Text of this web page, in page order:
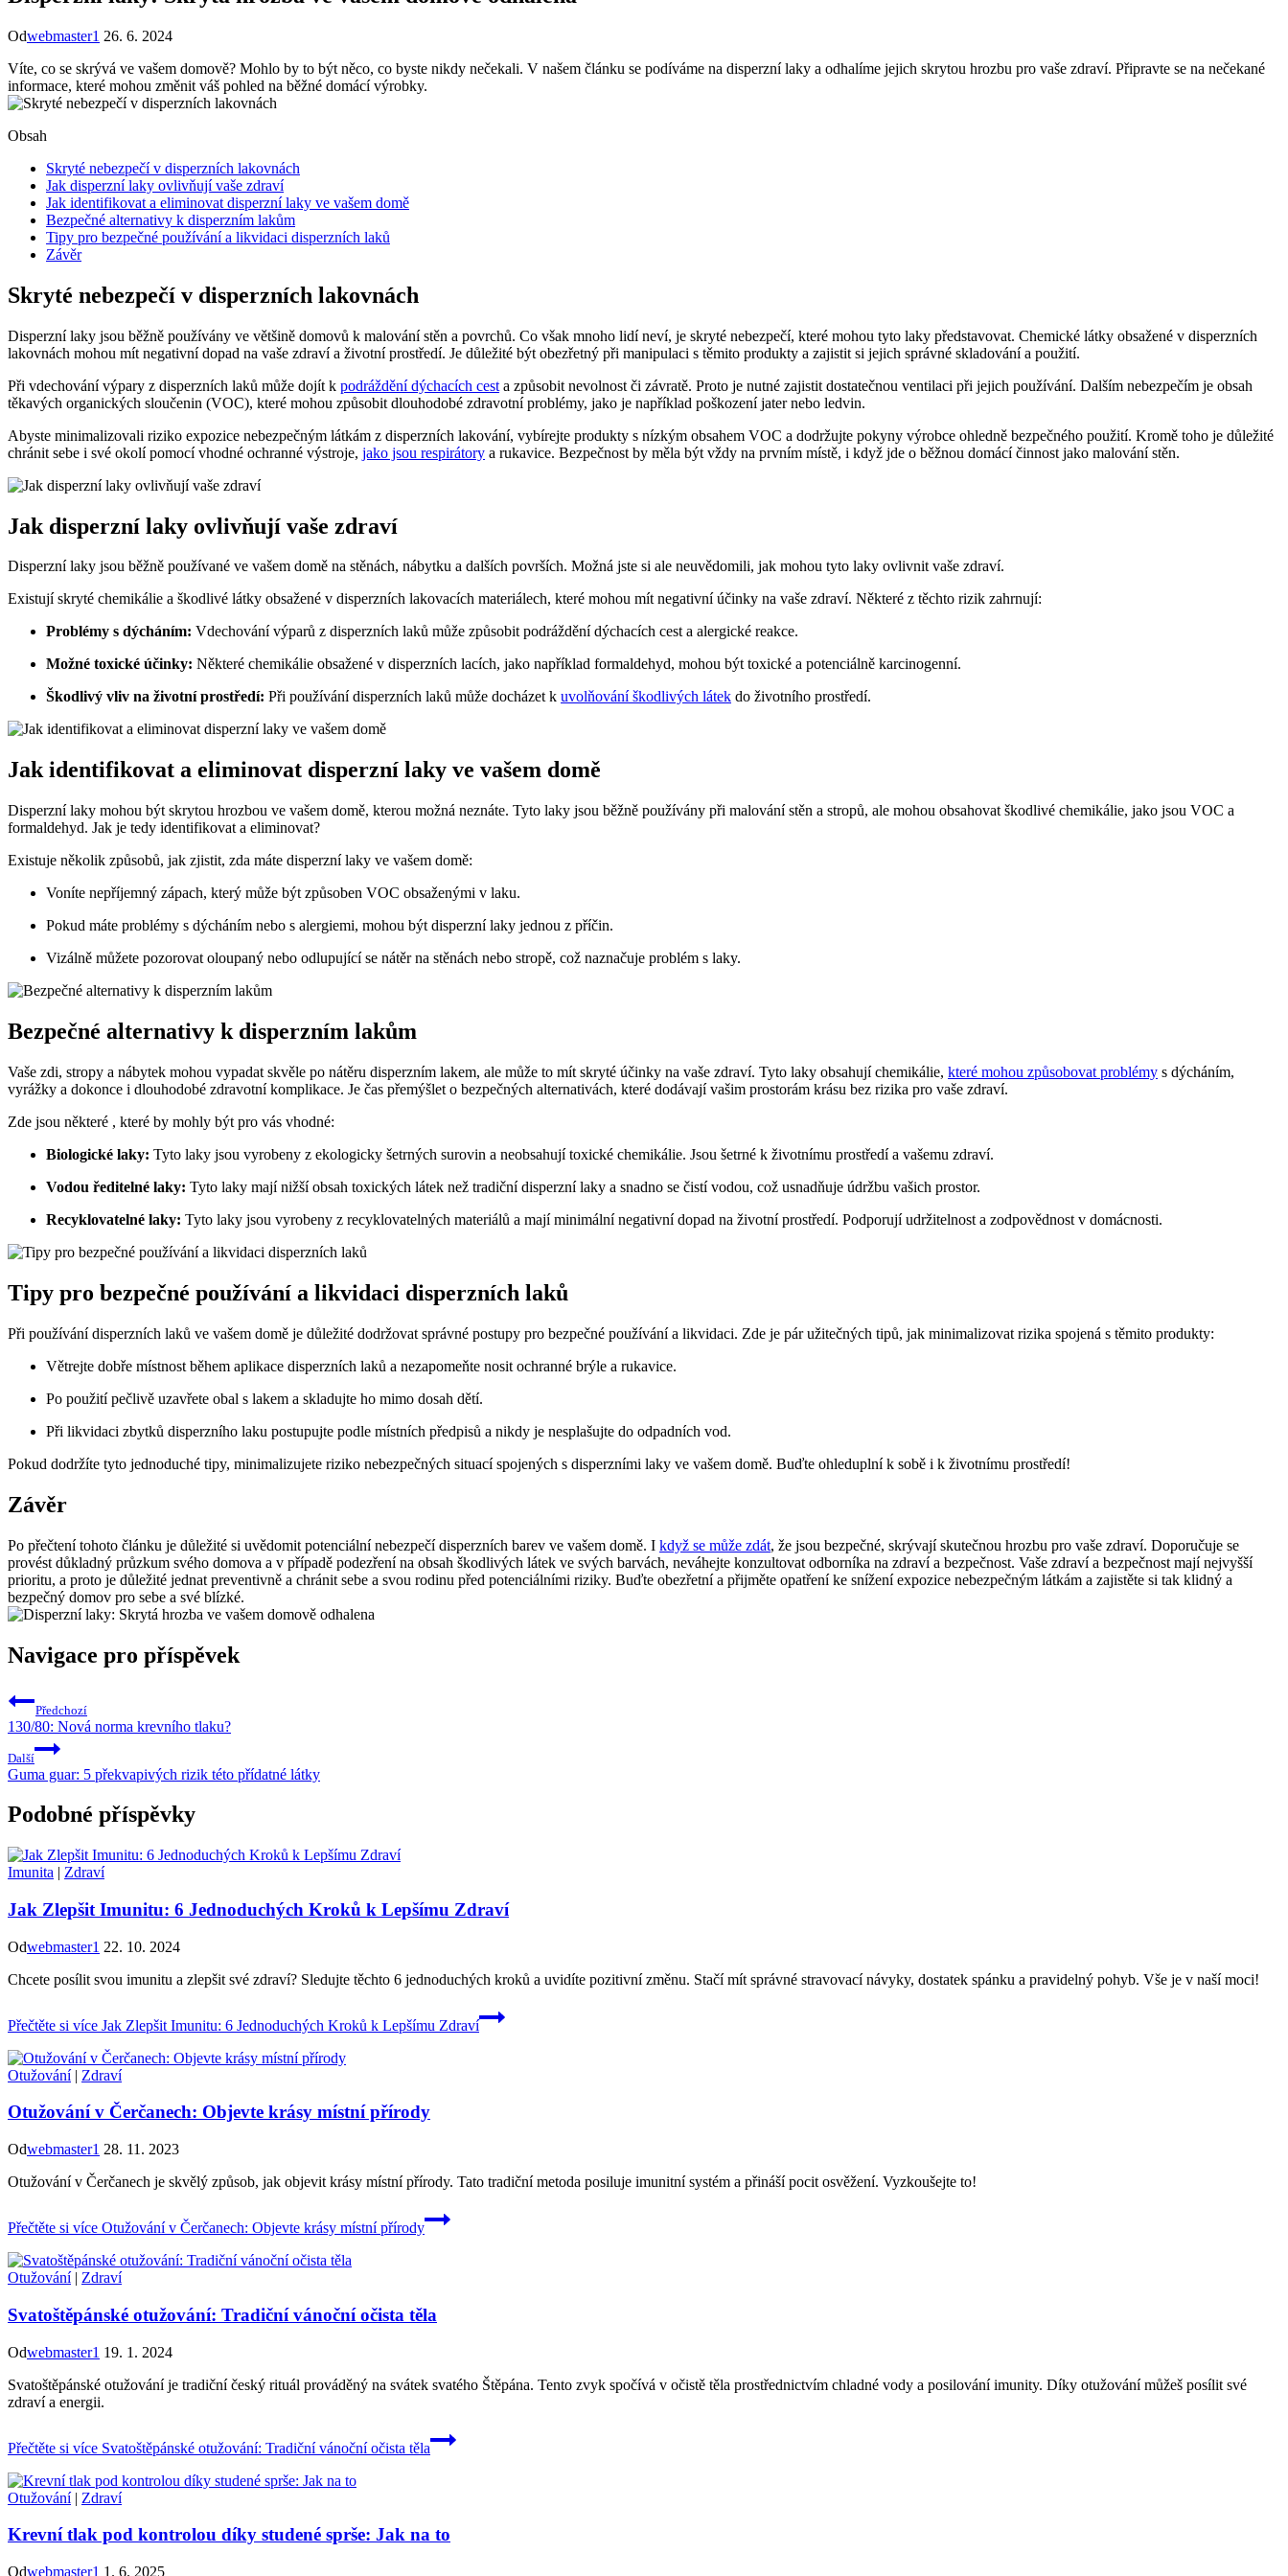
Odwebmaster1 26. 6. 2024
Víte, co se skrývá ve vašem domově? Mohlo by to být něco, co byste nikdy nečekali. V našem článku se podíváme na disperzní laky a odhalíme jejich skrytou hrozbu pro vaše zdraví. Připravte se na nečekané
informace, které mohou změnit váš pohled na běžné domácí výrobky.
Obsah
Skryté nebezpečí v disperzních lakovnách
Jak disperzní laky ovlivňují vaše zdraví
Jak identifikovat a eliminovat disperzní laky ve vašem domě
Bezpečné alternativy k disperzním lakům
Tipy pro bezpečné používání a likvidaci disperzních laků
Závěr
Skryté nebezpečí v disperzních lakovnách
Disperzní laky jsou běžně používány ve většině domovů k malování stěn a povrchů. Co však mnoho lidí neví, je skryté nebezpečí, které mohou tyto laky představovat. Chemické látky obsažené v disperzních
lakovnách mohou mít negativní dopad na vaše zdraví a životní prostředí. Je důležité být obezřetný při manipulaci s těmito produkty a zajistit si jejich správné skladování a použití.
Při vdechování výpary z disperzních laků může dojít k podráždění dýchacích cest a způsobit nevolnost či závratě. Proto je nutné zajistit dostatečnou ventilaci při jejich používání. Dalším nebezpečím je obsah
těkavých organických sloučenin (VOC), které mohou způsobit dlouhodobé zdravotní problémy, jako je například poškození jater nebo ledvin.
Abyste minimalizovali riziko expozice nebezpečným látkám z disperzních lakování, vybírejte produkty s nízkým obsahem VOC a dodržujte pokyny výrobce ohledně bezpečného použití. Kromě toho je důležité
chránit sebe i své okolí pomocí vhodné ochranné výstroje, jako jsou respirátory a rukavice. Bezpečnost by měla být vždy na prvním místě, i když jde o běžnou domácí činnost jako malování stěn.
Jak disperzní laky ovlivňují vaše zdraví
Disperzní laky jsou běžně používané ve vašem domě na stěnách, nábytku a dalších površích. Možná jste si ale neuvědomili, jak mohou tyto laky ovlivnit vaše zdraví.
Existují skryté chemikálie a škodlivé látky obsažené v disperzních lakovacích materiálech, které mohou mít negativní účinky na vaše zdraví. Některé z těchto rizik zahrnují:
Problémy s dýcháním: Vdechování výparů z disperzních laků může způsobit podráždění dýchacích cest a alergické reakce.
Možné toxické účinky: Některé chemikálie obsažené v disperzních lacích, jako například formaldehyd, mohou být toxické a potenciálně karcinogenní.
Škodlivý vliv na životní prostředí: Při používání disperzních laků může docházet k uvolňování škodlivých látek do životního prostředí.
Jak identifikovat a eliminovat disperzní laky ve vašem domě
Disperzní laky mohou být skrytou hrozbou ve vašem domě, kterou možná neznáte. Tyto laky jsou běžně používány při malování stěn a stropů, ale mohou obsahovat škodlivé chemikálie, jako jsou VOC a
formaldehyd. Jak je tedy identifikovat a eliminovat?
Existuje několik způsobů, jak zjistit, zda máte disperzní laky ve vašem domě:
Voníte nepříjemný zápach, který může být způsoben VOC obsaženými v laku.
Pokud máte problémy s dýcháním nebo s alergiemi, mohou být disperzní laky jednou z příčin.
Vizálně můžete pozorovat oloupaný nebo odlupující se nátěr na stěnách nebo stropě, což naznačuje problém s laky.
Bezpečné alternativy k disperzním lakům
Vaše zdi, stropy a nábytek mohou vypadat skvěle po nátěru disperzním lakem, ale může to mít skryté účinky na vaše zdraví. Tyto laky obsahují chemikálie, které mohou způsobovat problémy s dýcháním,
vyrážky a dokonce i dlouhodobé zdravotní komplikace. Je čas přemýšlet o bezpečných alternativách, které dodávají vašim prostorám krásu bez rizika pro vaše zdraví.
Zde jsou některé , které by mohly být pro vás vhodné:
Biologické laky: Tyto laky jsou vyrobeny z ekologicky šetrných surovin a neobsahují toxické chemikálie. Jsou šetrné k životnímu prostředí a vašemu zdraví.
Vodou ředitelné laky: Tyto laky mají nižší obsah toxických látek než tradiční disperzní laky a snadno se čistí vodou, což usnadňuje údržbu vašich prostor.
Recyklovatelné laky: Tyto laky jsou vyrobeny z recyklovatelných materiálů a mají minimální negativní dopad na životní prostředí. Podporují udržitelnost a zodpovědnost v domácnosti.
Tipy pro bezpečné používání a likvidaci disperzních laků
Při používání disperzních laků ve vašem domě je důležité dodržovat správné postupy pro bezpečné používání a likvidaci. Zde je pár užitečných tipů, jak minimalizovat rizika spojená s těmito produkty:
Větrejte dobře místnost během aplikace disperzních laků a nezapomeňte nosit ochranné brýle a rukavice.
Po použití pečlivě uzavřete obal s lakem a skladujte ho mimo dosah dětí.
Při likvidaci zbytků disperzního laku postupujte podle místních předpisů a nikdy je nesplašujte do odpadních vod.
Pokud dodržíte tyto jednoduché tipy, minimalizujete riziko nebezpečných situací spojených s disperzními laky ve vašem domě. Buďte ohleduplní k sobě i k životnímu prostředí!
Závěr
Po přečtení tohoto článku je důležité si uvědomit potenciální nebezpečí disperzních barev ve vašem domě. I když se může zdát, že jsou bezpečné, skrývají skutečnou hrozbu pro vaše zdraví. Doporučuje se
provést důkladný průzkum svého domova a v případě podezření na obsah škodlivých látek ve svých barvách, neváhejte konzultovat odborníka na zdraví a bezpečnost. Vaše zdraví a bezpečnost mají nejvyšší
prioritu, a proto je důležité jednat preventivně a chránit sebe a svou rodinu před potenciálními riziky. Buďte obezřetní a přijměte opatření ke snížení expozice nebezpečným látkám a zajistěte si tak klidný a
bezpečný domov pro sebe a své blízké.
Navigace pro příspěvek
Předchozí
130/80: Nová norma krevního tlaku?
Další
Guma guar: 5 překvapivých rizik této přídatné látky
Podobné příspěvky
Imunita | Zdraví
Jak Zlepšit Imunitu: 6 Jednoduchých Kroků k Lepšímu Zdraví
Odwebmaster1 22. 10. 2024
Chcete posílit svou imunitu a zlepšit své zdraví? Sledujte těchto 6 jednoduchých kroků a uvidíte pozitivní změnu. Stačí mít správné stravovací návyky, dostatek spánku a pravidelný pohyb. Vše je v naší moci!
Přečtěte si více Jak Zlepšit Imunitu: 6 Jednoduchých Kroků k Lepšímu Zdraví
Otužování| Zdraví
Otužování v Čerčanech: Objevte krásy místní přírody
Odwebmaster1 28. 11. 2023
Otužování v Čerčanech je skvělý způsob, jak objevit krásy místní přírody. Tato tradiční metoda posiluje imunitní systém a přináší pocit osvěžení. Vyzkoušejte to!
Přečtěte si více Otužování v Čerčanech: Objevte krásy místní přírody
Otužování| Zdraví
Svatoštěpánské otužování: Tradiční vánoční očista těla
Odwebmaster1 19. 1. 2024
Svatoštěpánské otužování je tradiční český rituál prováděný na svátek svatého Štěpána. Tento zvyk spočívá v očistě těla prostřednictvím chladné vody a posilování imunity. Díky otužování můžeš posílit své
zdraví a energii.
Přečtěte si více Svatoštěpánské otužování: Tradiční vánoční očista těla
Otužování| Zdraví
Krevní tlak pod kontrolou díky studené sprše: Jak na to
Odwebmaster1 1. 6. 2025